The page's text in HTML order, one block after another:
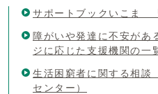
サポートブックいこま
障がいや発達に不安があ
ジに応じた支援機関の一
生活困窮者に関する相談
センター）